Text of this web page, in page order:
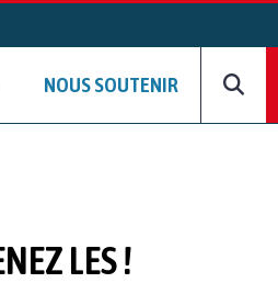
NOUS SOUTENIR
LES !